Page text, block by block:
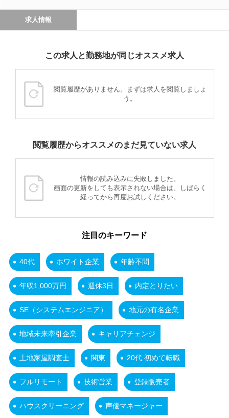
求人情報
この求人と勤務地が同じオススメ求人
閲覧履歴がありません。まずは求人を閲覧しましょ
う。
閲覧履歴からオススメのまだ見ていない求人
情報の読み込みに失敗しました。
画面の更新をしても表示されない場合は、しばらく
経ってから再度お試しください。
注目のキーワード
40代 ホワイト企業 年齢不問
年収1,000万円 週休3日 内定とりたい
SE（システムエンジニア） 地元の有名企業
地域未来牽引企業 キャリアチェンジ
土地家屋調査士 関東 20代 初めて転職
フルリモート 技術営業 登録販売者
ハウスクリーニング 声優マネージャー